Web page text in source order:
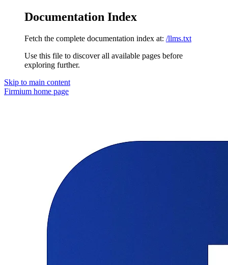
Documentation Index
Fetch the complete documentation index at: /llms.txt
Use this file to discover all available pages before
exploring further.
Skip to main content
Firmium home page